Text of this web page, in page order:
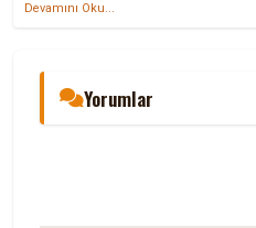
Devamını Oku...
Yorumlar